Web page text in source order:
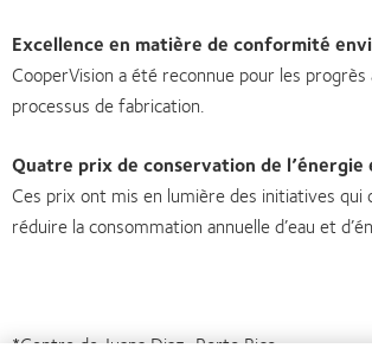
Excellence en matière de conformité
CooperVision a été reconnue pour les progrès
processus de fabrication.
Quatre prix de conservation de l’énergie
Ces prix ont mis en lumière des initiatives qui
réduire la consommation annuelle d’eau et
*Centre de Juana Diaz, Porto Rico